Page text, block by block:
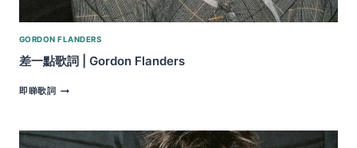
GORDON FLANDERS
差一點歌詞 | Gordon Flanders
即睇歌詞差
詞